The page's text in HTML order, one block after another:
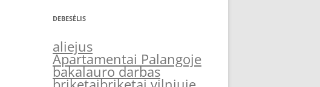
DEBESĖLIS
aliejus
Apartamentai Palangoje
bakalauro darbas